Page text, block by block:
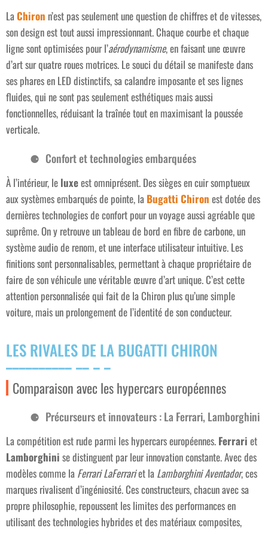
La Chiron n’est pas seulement une question de chiffres et de vitesses,
son design est tout aussi impressionnant. Chaque courbe et chaque
ligne sont optimisées pour l’aérodynamisme, en faisant une œuvre
d’art sur quatre roues motrices. Le souci du détail se manifeste dans
ses phares en LED distinctifs, sa calandre imposante et ses lignes
fluides, qui ne sont pas seulement esthétiques mais aussi
fonctionnelles, réduisant la traînée tout en maximisant la poussée
verticale.
Confort et technologies embarquées
À l’intérieur, le luxeest omniprésent. Des sièges en cuir somptueux
aux systèmes embarqués de pointe, la Bugatti Chiron est dotée des
dernières technologies de confort pour un voyage aussi agréable que
suprême. On y retrouve un tableau de bord en fibre de carbone, un
système audio de renom, et une interface utilisateur intuitive. Les
finitions sont personnalisables, permettant à chaque propriétaire de
faire de son véhicule une véritable œuvre d’art unique. C’est cette
attention personnalisée qui fait de la Chiron plus qu’une simple
voiture, mais un prolongement de l’identité de son conducteur.
LES RIVALES DE LA BUGATTI CHIRON
Comparaison avec les hypercars européennes
Précurseurs et innovateurs : La Ferrari, Lamborghini
La compétition est rude parmi les hypercars européennes. Ferrari et
Lamborghini se distinguent par leur innovation constante. Avec des
modèles comme la Ferrari LaFerrariet la Lamborghini Aventador, ces
marques rivalisent d’ingéniosité. Ces constructeurs, chacun avec sa
propre philosophie, repoussent les limites des performances en
utilisant des technologies hybrides et des matériaux composites,